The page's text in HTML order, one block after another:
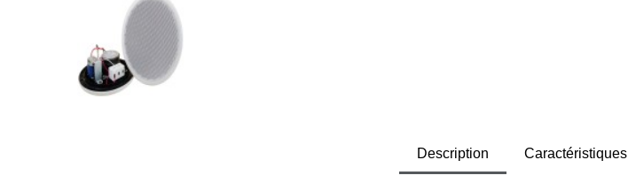
Description Caractéristiques